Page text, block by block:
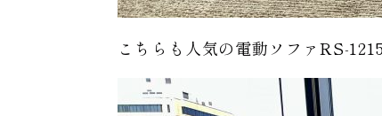
こちらも人気の電動ソファRS-